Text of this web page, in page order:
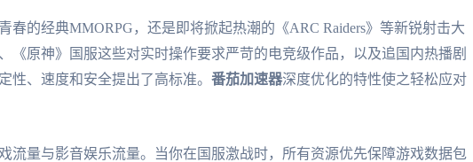
春的经典MMORPG，还是即将掀起热潮的《ARC Raiders》等新锐射击大
《原神》国服这些对实时操作要求严苛的电竞级作品，以及追国内热播剧
性、速度和安全提出了高标准。 番茄加速器深度优化的特性使之轻松应对
流量与影音娱乐流量。当你在国服激战时，所有资源优先保障游戏数据包